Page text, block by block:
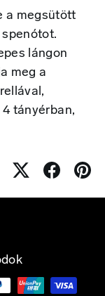
a megsütött
lángon
meg a
tányérban,